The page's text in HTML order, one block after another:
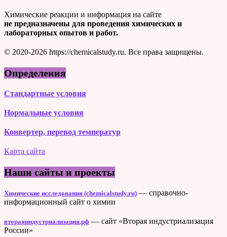
Химические реакции и информация на сайте
не предназначены для проведения химических и
лабораторных опытов и работ.
© 2020-2026 https://chemicalstudy.ru. Все права защищены.
Определения
Стандартные условия
Нормальные условия
Конвертер, перевод температур
Карта сайта
Наши сайты и проекты
Химические исследования (chemicalstudy.ru) — справочно-
информационный сайт о химии
втораяиндустриализация.рф — сайт «Вторая индустриализация
России»